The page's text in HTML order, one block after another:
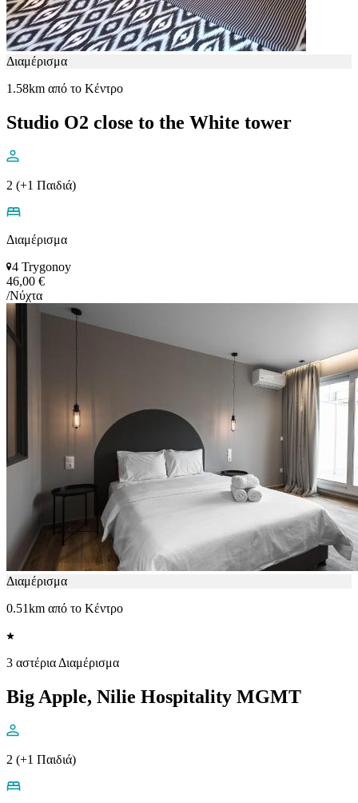
Διαμέρισμα
1.58km από το Κέντρο
Studio O2 close to the White tower
2 (+1 Παιδιά)
Διαμέρισμα
4 Trygonoy
46,00 €
/Νύχτα
Διαμέρισμα
0.51km από το Κέντρο
3 αστέρια Διαμέρισμα
Big Apple, Nilie Hospitality MGMT
2 (+1 Παιδιά)